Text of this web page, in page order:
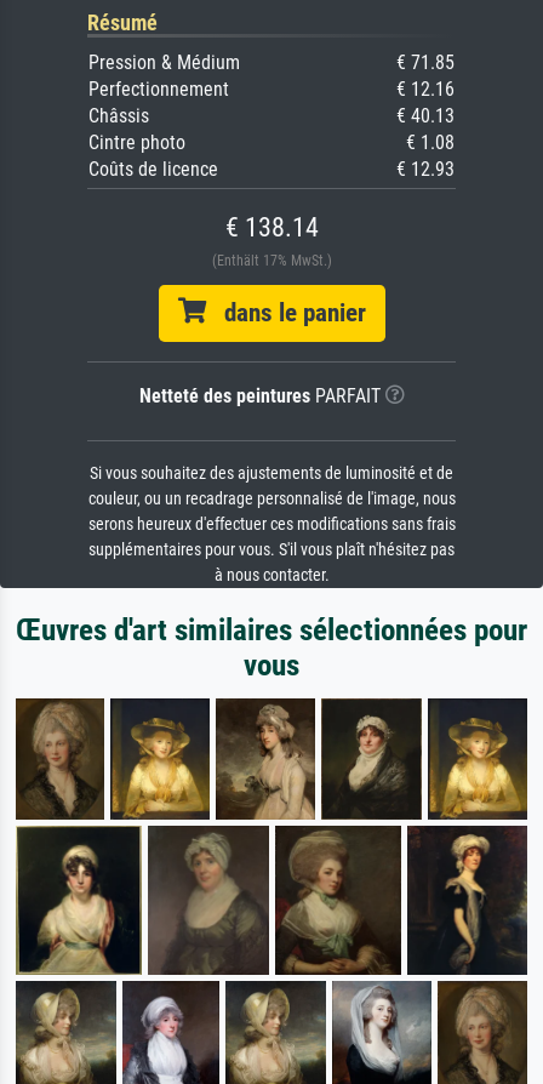
Résumé
Pression & Médium
€ 71.85
Perfectionnement
€ 12.16
Châssis
€ 40.13
Cintre photo
€ 1.08
Coûts de licence
€ 12.93
€ 138.14
(Enthält 17% MwSt.)
dans le panier
Netteté des peinturesPARFAIT
Si vous souhaitez des ajustements de luminosité et de
couleur, ou un recadrage personnalisé de l'image, nous
serons heureux d'effectuer ces modifications sans frais
supplémentaires pour vous. S'il vous plaît n'hésitez pas
à nous contacter.
Œuvres d'art similaires sélectionnées pour
vous